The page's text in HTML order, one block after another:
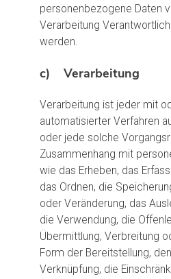
personenbezogene Daten
Verarbeitung
werden.
c) Verarbeitung
Verarbeitung ist jeder mit
automatisierter Verfahren
oder jede solche
Zusammenhang mit
wie das Erheben, das
das Ordnen, die
oder Veränderung, das
die Verwendung, die
Übermittlung, Verbreitung
Form der Bereitstellung,
Verknüpfung, die